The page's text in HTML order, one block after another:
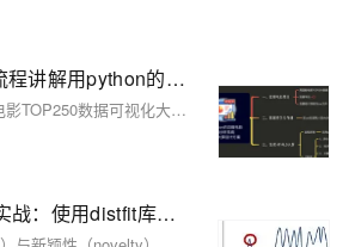
【可视化大屏】全流程讲解用python的pyecharts库实现拖拽可视化大屏的背后原理，简单粗暴！
本文详解基于Python的电影TOP250数据可视化大屏开发全流程，涵盖爬虫、数据存储、分析及可视化。使用requests+BeautifulSoup爬取数据，pandas存入MySQL，pyecharts实现柱状图、饼图、词云图、散点图等多种图表，并通过Page组件拖拽布局组合成大屏，支持多种主题切换，附完整源码与视频讲解。
Python离群值检测实战：使用distfit库实现基于分布拟合的异常检测